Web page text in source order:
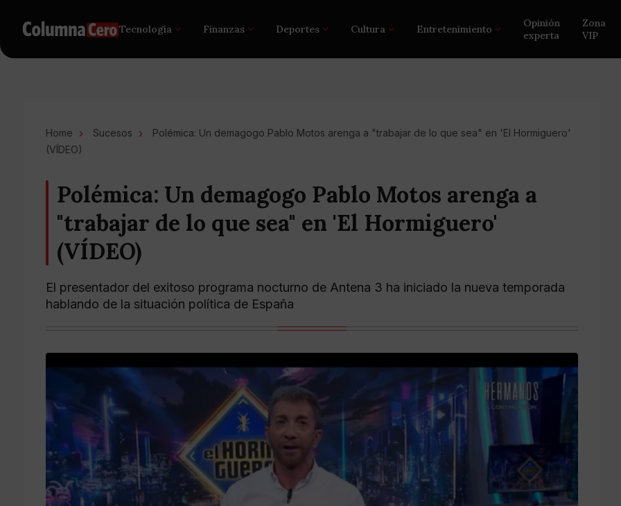
Tecnología Finanzas Deportes Cultura Entretenimiento
Opinión
experta
Zona
VIP
Home Sucesos
Polémica: Un demagogo Pablo Motos arenga a "trabajar de lo que sea" en 'El Hormiguero'
(VÍDEO)
Polémica: Un demagogo Pablo Motos arenga a
"trabajar de lo que sea" en 'El Hormiguero'
(VÍDEO)
El presentador del exitoso programa nocturno de Antena 3 ha iniciado la nueva temporada
hablando de la situación política de España